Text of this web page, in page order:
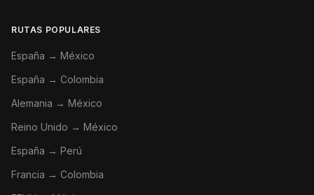
RUTAS POPULARES
España → México
España → Colombia
Alemania → México
Reino Unido → México
España → Perú
Francia → Colombia